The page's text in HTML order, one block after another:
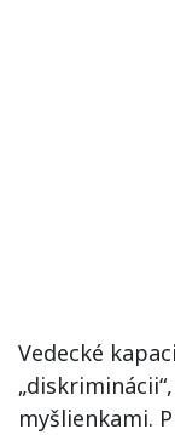
Vedecké
myšlienkami.